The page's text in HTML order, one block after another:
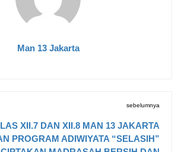
Man 13 Jakarta
sebelumnya
XII.7 DAN XII.8 MAN 13 JAKARTA
PROGRAM ADIWIYATA “SELASIH”